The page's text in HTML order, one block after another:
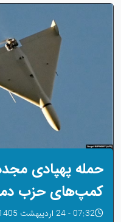
حمله پهپادی
کمپ‌های حزب
07:32 - 24 اردیبهشت 1405